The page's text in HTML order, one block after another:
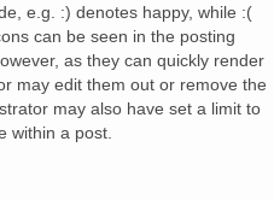
e.g. :) denotes happy, while :(
can be seen in the posting
as they can quickly render
may edit them out or remove the
may also have set a limit to
within a post.